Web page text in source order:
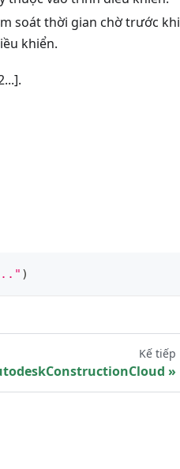
soát thời gian chờ trước khi
khiển.
)
Kế tiếp